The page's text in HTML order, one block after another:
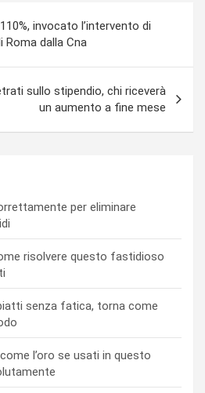
invocato l’intervento di
dalla Cna
sullo stipendio, chi riceverà
un aumento a fine mese
per eliminare
risolvere questo fastidioso
senza fatica, torna come
l’oro se usati in questo